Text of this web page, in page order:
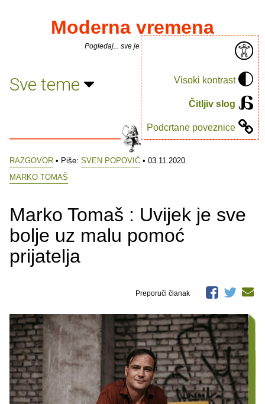
Visoki kontrast
Čitljiv slog
Podcrtane poveznice
Moderna vremena
Pogledaj... sve je puno knjiga.
Sve teme
RAZGOVOR • Piše: SVEN POPOVIĆ • 03.11.2020.
MARKO TOMAŠ
Marko Tomaš : Uvijek je sve
bolje uz malu pomoć
prijatelja
Preporuči članak